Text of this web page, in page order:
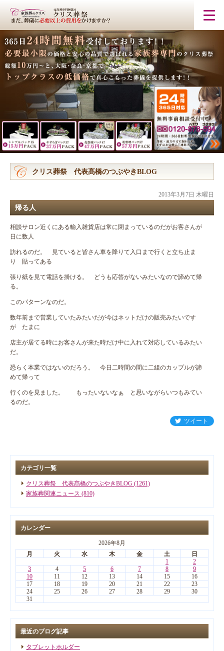
クリス葬祭 代表髙橋のつぶやきBLOG
2013年3月7日 木曜日
帰る人
相談サロン近くにある輸入雑貨店は常に閉まっているのだがお客さんが
日に数人
訪れるのだ。 見ていると皆さん車を降りて入口まで行くと立ち止ま
り 貼ってある
張り紙を見て電話を掛ける。 どうも応答がないみたいなので諦めて帰
る。
このパターンなのだ。
数年前まで営業していたみたいだが今はネットだけの販売みたいです
が たまに
店主が居てる時にお客さんが来た時だけ中に入れて対応しているみたい
だ。
恐らく本業ではないのだろう。 今日二時間の間に二組のカップルが諦
めて帰って
行くのを見ました。 もったいないなぁ と思いながらいつもみてい
るのだ。
ツイート
カテゴリ一覧
クリス葬祭 代表髙橋のつぶやきBLOG (1261)
家族葬関連ニュース (810)
カレンダー
2026年8月
月
火 水 木 金 土
日
1
2
3
4 5 6 7 8
9
10
11 12 13 14 15
16
17
18 19 20 21 22
23
24
25 26 27 28 29
30
31
最近のブログ記事
タブレットホルダー